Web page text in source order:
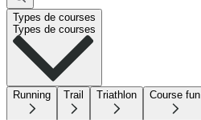
Types de courses
Types de courses
Running Trail Triathlon Course fun